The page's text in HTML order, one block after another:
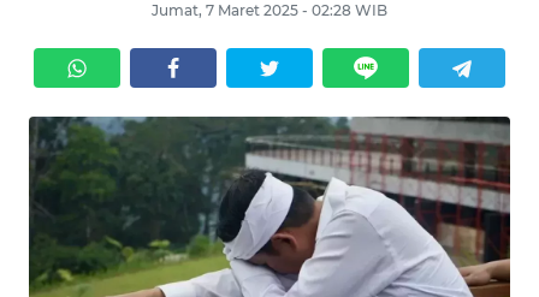
Jumat, 7 Maret 2025 - 02:28 WIB
KRIMINAL
EKUIN
SAINS-TEKNO
KESEHATAN